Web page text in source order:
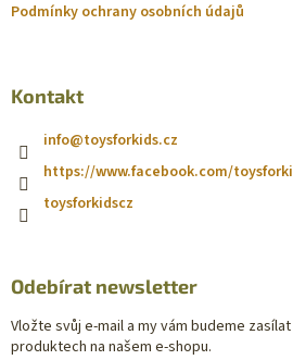
Podmínky ochrany osobních údajů
Kontakt
info@toysforkids.cz
https://www.facebook.com/
toysforkidscz
Odebírat newsletter
Vložte svůj e-mail a my vám budeme
produktech na našem e-shopu.